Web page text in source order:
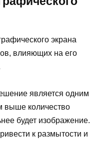
экрана
влияющих на его
является одним
выше количество
будет изображение.
к размытости и